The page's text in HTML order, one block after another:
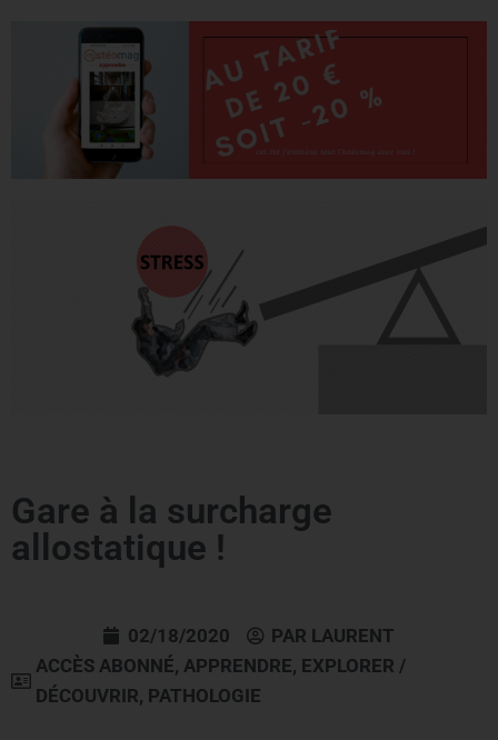
Gare à la surcharge
allostatique !
02/18/2020 PAR LAURENT
ACCÈS ABONNÉ, APPRENDRE, EXPLORER /
DÉCOUVRIR, PATHOLOGIE